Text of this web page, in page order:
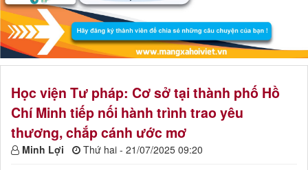
Học viện Tư pháp: Cơ sở tại thành phố Hồ
Chí Minh tiếp nối hành trình trao yêu
thương, chắp cánh ước mơ
Minh Lợi Thứ hai - 21/07/2025 09:20